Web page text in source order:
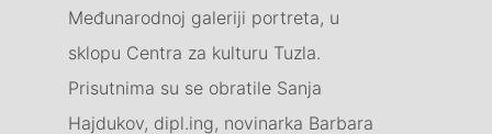
Međunarodnoj galeriji portreta, u
sklopu Centra za kulturu Tuzla.
Prisutnima su se obratile Sanja
Hajdukov, dipl.ing, novinarka Barbara